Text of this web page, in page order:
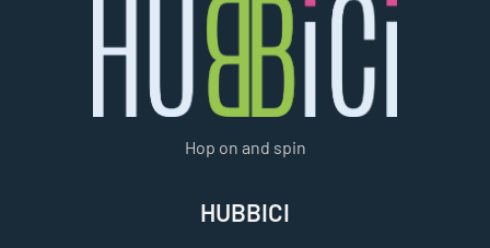
Hop on and spin
HUBBICI